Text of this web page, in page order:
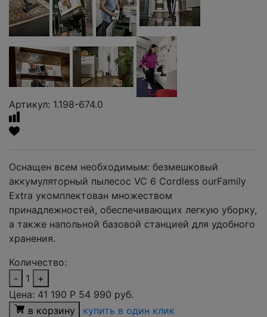
Артикул: 1.198-674.0
Оснащен всем необходимым: безмешковый
аккумуляторный пылесос VC 6 Cordless ourFamily
Extra укомплектован множеством
принадлежностей, обеспечивающих легкую уборку,
а также напольной базовой станцией для удобного
хранения.
Количество:
-
1
+
Цена: 41 190 Р 54 990 руб.
в корзину
купить в один клик